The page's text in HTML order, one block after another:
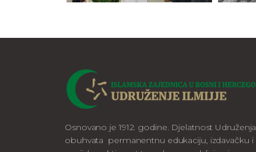
Osnovano je 1912. godine. Djelatnost Udruženja
obuhvata permanentnu edukaciju, izdavačku i